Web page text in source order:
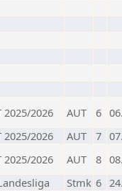
2025/2026 AUT 6
2025/2026 AUT 7
2025/2026 AUT 8
Stmk 6